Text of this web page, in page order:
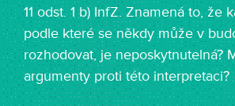
11 odst. 1 b) InfZ. Znamená to, že
podle které se někdy může v
rozhodovat, je neposkytnutelná?
argumenty proti této interpretaci?